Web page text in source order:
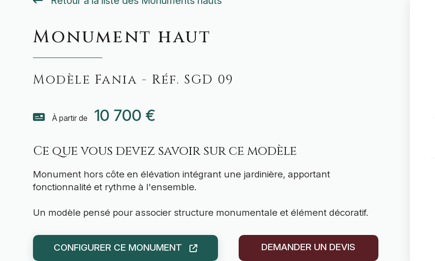
Monument haut
Modèle Fania - Réf. SGD 09
À partir de 10 700 €
Ce que vous devez savoir sur ce modèle
Monument hors côte en élévation intégrant une jardinière, apportant
fonctionnalité et rythme à l'ensemble.
Un modèle pensé pour associer structure monumentale et élément décoratif.
CONFIGURER CE MONUMENT DEMANDER UN DEVIS